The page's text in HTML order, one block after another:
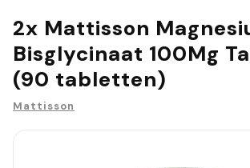
2x Mattisson
Bisglycinaat 100Mg
(90 tabletten)
Mattisson